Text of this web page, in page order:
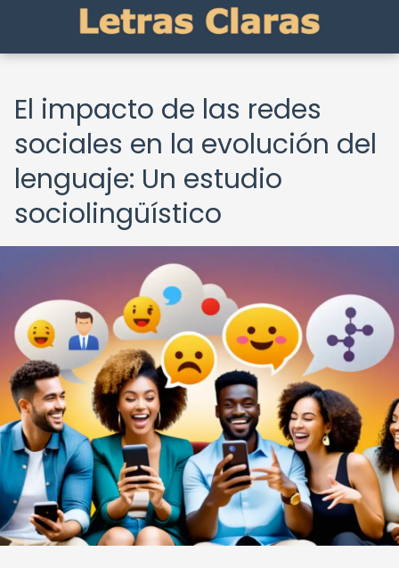
El impacto de las redes
sociales en la evolución del
lenguaje: Un estudio
sociolingüístico